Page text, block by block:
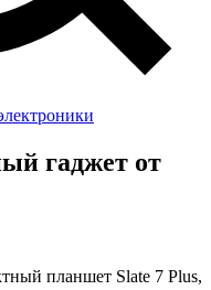
гаджет от
планшет Slate 7 Plus,